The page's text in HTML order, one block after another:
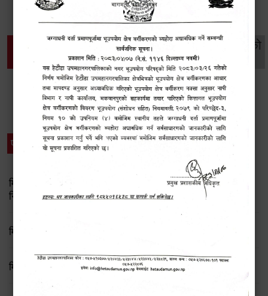
थप विवरणहरु
सामाजिक सुरक्षा तथा
व्यक्तिगत घटना दर्ता
महिला
विकास
वातावरण
सूचनाको
विशेष विवरणहरु
प्रेस नोट
मिति २०८३ जेष्ठ १७ गते बसेको ८३औं नगर कार्यपालिकाको बैठकको
निर्णय
मिति २०८२/८/२१ गते बसेको ७६ औँ कार्यपालिका बैठकका निर्णयहरु
मिति २०८२/८/११ गते बसेको ७५ औँ कार्यपालिका बैठकका निर्णयहरु